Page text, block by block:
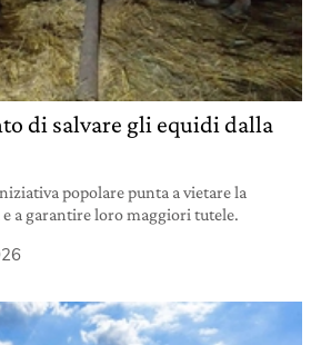
di salvare gli equidi dalla
popolare punta a vietare la
a garantire loro maggiori tutele.